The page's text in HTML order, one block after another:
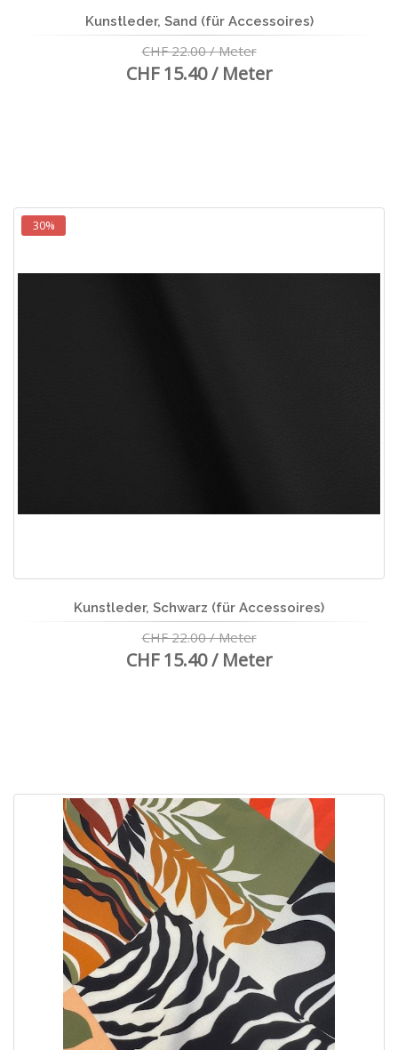
Kunstleder, Sand (für Accessoires)
CHF 22.00 / Meter
CHF 15.40 / Meter
30%
Kunstleder, Schwarz (für Accessoires)
CHF 22.00 / Meter
CHF 15.40 / Meter